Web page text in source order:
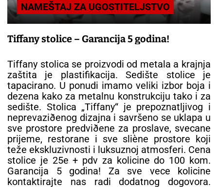
NAMEŠTAJ ZA UGOSTITELJSTVO
Tiffany stolice – Garancija 5 godina!
Tiffany stolica se proizvodi od metala a krajnja
zaštita je plastifikacija. Sedište stolice je
tapacirano. U ponudi imamo veliki izbor boja i
dezena kako za metalnu konstrukciju tako i za
sedište. Stolica „Tiffany“ je prepoznatljivog i
neprevaziðenog dizajna i savršeno se uklapa u
sve prostore predviðene za proslave, svecane
prijeme, restorane i sve sliène prostore koji
teže ekskluzivnosti i luksuznoj atmosferi. Cena
stolice je 25e + pdv za kolicine do 100 kom.
Garancija 5 godina! Za sve vece kolicine
kontaktirajte nas radi dodatnog dogovora.